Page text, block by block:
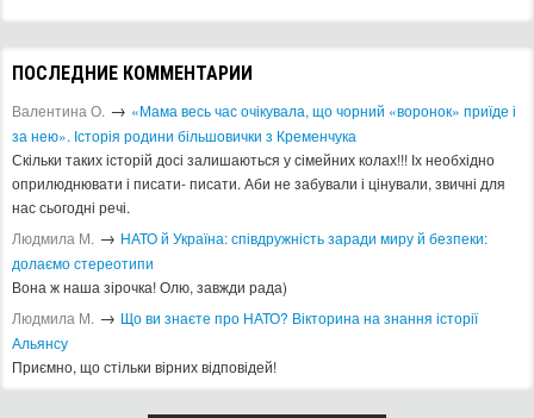
ПОСЛЕДНИЕ КОММЕНТАРИИ
Валентина О. → «Мама весь час очікувала, що чорний «воронок» приїде і
за нею». Історія родини більшовички з Кременчука
Скільки таких історій досі залишаються у сімейних колах!!! Іх необхідно
оприлюднювати і писати- писати. Аби не забували і цінували, звичні для
нас сьогодні речі.
Людмила М. → ​НАТО й Україна: співдружність заради миру й безпеки:
долаємо стереотипи
Вона ж наша зірочка! Олю, завжди рада)
Людмила М. → Що ви знаєте про НАТО? Вікторина на знання історії
Альянсу ​
Приємно, що стільки вірних відповідей!